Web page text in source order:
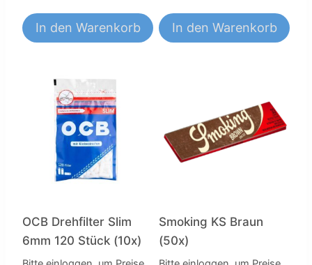
In den Warenkorb In den Warenkorb
OCB Drehfilter Slim
6mm 120 Stück (10x)
Smoking KS Braun
(50x)